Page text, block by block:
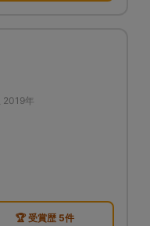
年
🏆 受賞歴 5件